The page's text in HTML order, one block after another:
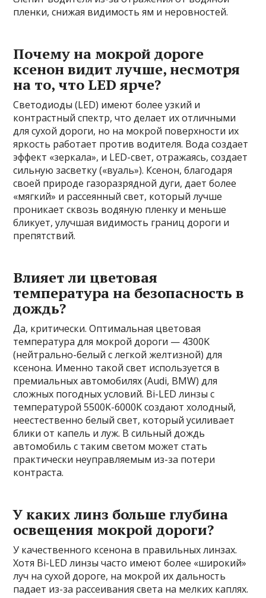
пленки, снижая видимость ям и неровностей.
Почему на мокрой дороге
ксенон видит лучше, несмотря
на то, что LED ярче?
Светодиоды (LED) имеют более узкий и
контрастный спектр, что делает их отличными
для сухой дороги, но на мокрой поверхности их
яркость работает против водителя. Вода создает
эффект «зеркала», и LED-свет, отражаясь, создает
сильную засветку («вуаль»). Ксенон, благодаря
своей природе газоразрядной дуги, дает более
«мягкий» и рассеянный свет, который лучше
проникает сквозь водяную пленку и меньше
бликует, улучшая видимость границ дороги и
препятствий.
Влияет ли цветовая
температура на безопасность в
дождь?
Да, критически. Оптимальная цветовая
температура для мокрой дороги — 4300K
(нейтрально-белый с легкой желтизной) для
ксенона. Именно такой свет используется в
премиальных автомобилях (Audi, BMW) для
сложных погодных условий. Bi-LED линзы с
температурой 5500K-6000K создают холодный,
неестественно белый свет, который усиливает
блики от капель и луж. В сильный дождь
автомобиль с таким светом может стать
практически неуправляемым из-за потери
контраста.
У каких линз больше глубина
освещения мокрой дороги?
У качественного ксенона в правильных линзах.
Хотя Bi-LED линзы часто имеют более «широкий»
луч на сухой дороге, на мокрой их дальность
падает из-за рассеивания света на мелких каплях.